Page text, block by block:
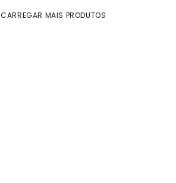
CARREGAR MAIS PRODUTOS